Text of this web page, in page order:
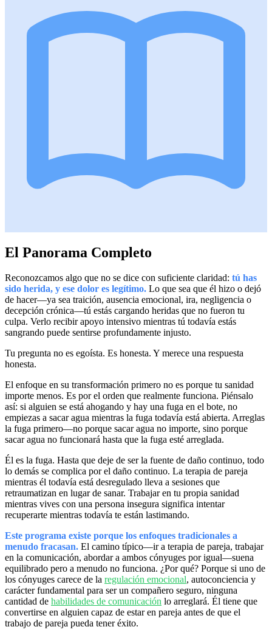
El Panorama Completo
Reconozcamos algo que no se dice con suficiente claridad: tú has
sido herida, y ese dolor es legítimo. Lo que sea que él hizo o dejó
de hacer—ya sea traición, ausencia emocional, ira, negligencia o
decepción crónica—tú estás cargando heridas que no fueron tu
culpa. Verlo recibir apoyo intensivo mientras tú todavía estás
sangrando puede sentirse profundamente injusto.
Tu pregunta no es egoísta. Es honesta. Y merece una respuesta
honesta.
El enfoque en su transformación primero no es porque tu sanidad
importe menos. Es por el orden que realmente funciona. Piénsalo
así: si alguien se está ahogando y hay una fuga en el bote, no
empiezas a sacar agua mientras la fuga todavía está abierta. Arreglas
la fuga primero—no porque sacar agua no importe, sino porque
sacar agua no funcionará hasta que la fuga esté arreglada.
Él es la fuga. Hasta que deje de ser la fuente de daño continuo, todo
lo demás se complica por el daño continuo. La terapia de pareja
mientras él todavía está desregulado lleva a sesiones que
retraumatizan en lugar de sanar. Trabajar en tu propia sanidad
mientras vives con una persona insegura significa intentar
recuperarte mientras todavía te están lastimando.
Este programa existe porque los enfoques tradicionales a
menudo fracasan. El camino típico—ir a terapia de pareja, trabajar
en la comunicación, abordar a ambos cónyuges por igual—suena
equilibrado pero a menudo no funciona. ¿Por qué? Porque si uno de
los cónyuges carece de la regulación emocional, autoconciencia y
carácter fundamental para ser un compañero seguro, ninguna
cantidad de habilidades de comunicación lo arreglará. Él tiene que
convertirse en alguien capaz de estar en pareja antes de que el
trabajo de pareja pueda tener éxito.